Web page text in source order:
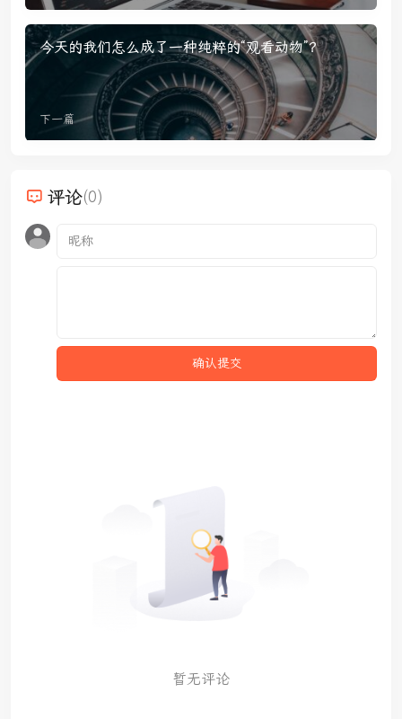
今天的我们怎么成了一种纯粹的“观看动物”？
下一篇
评论(0)
暂无评论